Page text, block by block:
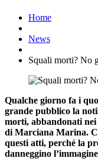
Home
News
Squali morti? No
Qualche giorno fa i
grande pubblico la
morti, abbandonati
di Marciana Marina.
questi atti, perché la
danneggino